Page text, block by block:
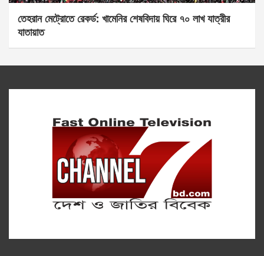
তেহরান মেট্রোতে রেকর্ড: খামেনির শেষবিদায় ঘিরে ৭০ লাখ যাত্রীর
যাতায়াত